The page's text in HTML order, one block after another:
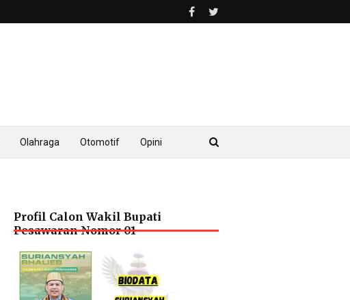
Olahraga Otomotif Opini
Profil Calon Wakil Bupati
Pesawaran Nomor 01